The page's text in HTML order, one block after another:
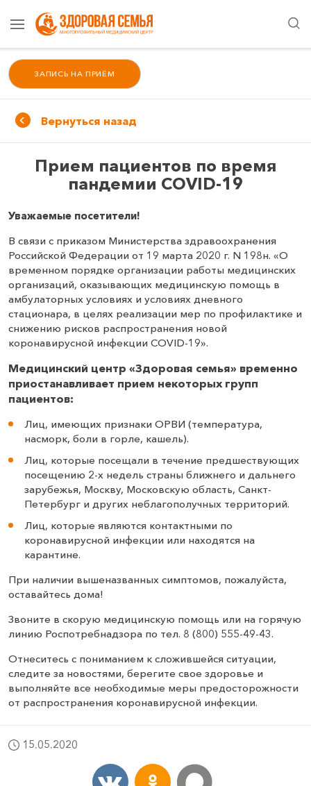
ЗАПИСЬ НА ПРИЁМ
Вернуться назад
Прием пациентов по время
пандемии COVID-19
Уважаемые посетители!
В связи с приказом Министерства здравоохранения
Российской Федерации от 19 марта 2020 г. N 198н. «О
временном порядке организации работы медицинских
организаций, оказывающих медицинскую помощь в
амбулаторных условиях и условиях дневного
стационара, в целях реализации мер по профилактике и
снижению рисков распространения новой
коронавирусной инфекции COVID-19».
Медицинский центр «Здоровая семья» временно
приостанавливает прием некоторых групп
пациентов:
Лиц, имеющих признаки ОРВИ (температура,
насморк, боли в горле, кашель).
Лиц, которые посещали в течение предшествующих
посещению 2-х недель страны ближнего и дальнего
зарубежья, Москву, Московскую область, Санкт-
Петербург и других неблагополучных территорий.
Лиц, которые являются контактными по
коронавирусной инфекции или находятся на
карантине.
При наличии вышеназванных симптомов, пожалуйста,
оставайтесь дома!
Звоните в скорую медицинскую помощь или на горячую
линию Роспотребнадзора по тел. 8 (800) 555-49-43.
Отнеситесь с пониманием к сложившейся ситуации,
следите за новостями, берегите свое здоровье и
выполняйте все необходимые меры предосторожности
от распространения коронавирусной инфекции.
15.05.2020